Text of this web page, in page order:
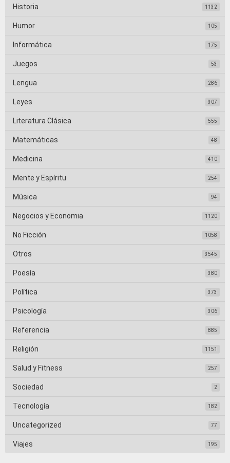
Historia 1132
Humor 105
Informática 175
Juegos 53
Lengua 286
Leyes 307
Literatura Clásica 555
Matemáticas 48
Medicina 410
Mente y Espíritu 254
Música 94
Negocios y Economia 1120
No Ficción 1058
Otros 3545
Poesía 380
Política 373
Psicología 306
Referencia 885
Religión 1151
Salud y Fitness 257
Sociedad 2
Tecnología 182
Uncategorized 77
Viajes 195